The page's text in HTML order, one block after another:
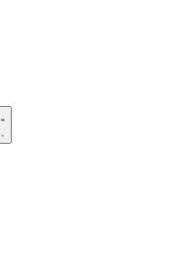
Открыть меню